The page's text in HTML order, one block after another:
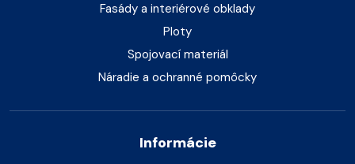
Fasády a interiérové obklady
Ploty
Spojovací materiál
Náradie a ochranné pomôcky
Informácie